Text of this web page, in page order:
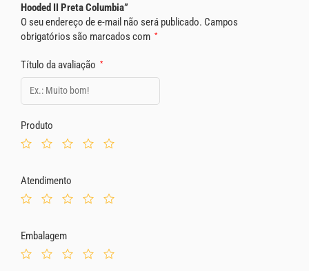
Hooded II Preta Columbia”
O seu endereço de e-mail não será publicado. Campos
obrigatórios são marcados com *
Título da avaliação *
Produto
Atendimento
Embalagem